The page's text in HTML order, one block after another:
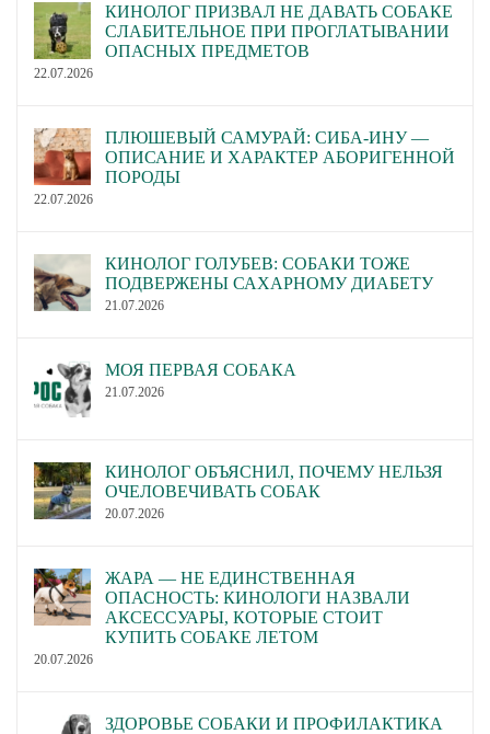
КИНОЛОГ ПРИЗВАЛ НЕ ДАВАТЬ СОБАКЕ
СЛАБИТЕЛЬНОЕ ПРИ ПРОГЛАТЫВАНИИ
ОПАСНЫХ ПРЕДМЕТОВ
22.07.2026
ПЛЮШЕВЫЙ САМУРАЙ: СИБА-ИНУ —
ОПИСАНИЕ И ХАРАКТЕР АБОРИГЕННОЙ
ПОРОДЫ
22.07.2026
КИНОЛОГ ГОЛУБЕВ: СОБАКИ ТОЖЕ
ПОДВЕРЖЕНЫ САХАРНОМУ ДИАБЕТУ
21.07.2026
МОЯ ПЕРВАЯ СОБАКА
21.07.2026
КИНОЛОГ ОБЪЯСНИЛ, ПОЧЕМУ НЕЛЬЗЯ
ОЧЕЛОВЕЧИВАТЬ СОБАК
20.07.2026
ЖАРА — НЕ ЕДИНСТВЕННАЯ
ОПАСНОСТЬ: КИНОЛОГИ НАЗВАЛИ
АКСЕССУАРЫ, КОТОРЫЕ СТОИТ
КУПИТЬ СОБАКЕ ЛЕТОМ
20.07.2026
ЗДОРОВЬЕ СОБАКИ И ПРОФИЛАКТИКА